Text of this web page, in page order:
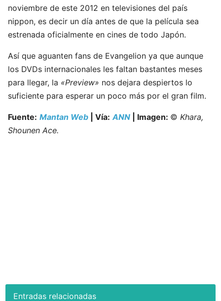
noviembre de este 2012 en televisiones del país
nippon, es decir un día antes de que la película sea
estrenada oficialmente en cines de todo Japón.
Así que aguanten fans de Evangelion ya que aunque
los DVDs internacionales les faltan bastantes meses
para llegar, la «Preview» nos dejara despiertos lo
suficiente para esperar un poco más por el gran film.
Fuente: Mantan Web | Vía: ANN | Imagen: © Khara,
Shounen Ace.